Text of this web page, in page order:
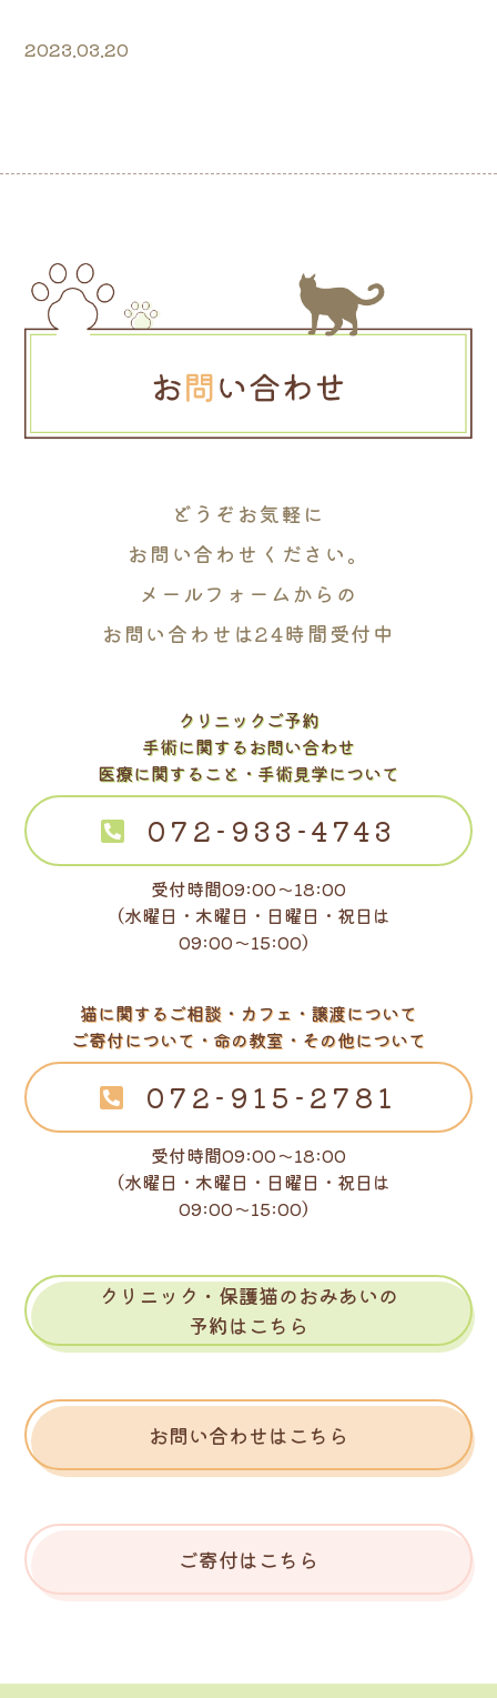
2023.03.20
どうぞお気軽に
お問い合わせください。
メールフォームからの
お問い合わせは24時間受付中
クリニックご予約
手術に関するお問い合わせ
医療に関すること・手術見学について
072-933-4743
受付時間09:00～18:00
（水曜日・木曜日・日曜日・祝日は
09:00～15:00）
猫に関するご相談・カフェ・譲渡について
ご寄付について・命の教室・その他について
072-915-2781
受付時間09:00～18:00
（水曜日・木曜日・日曜日・祝日は
09:00～15:00）
クリニック・保護猫のおみあいの
予約はこちら
お問い合わせはこちら
ご寄付はこちら